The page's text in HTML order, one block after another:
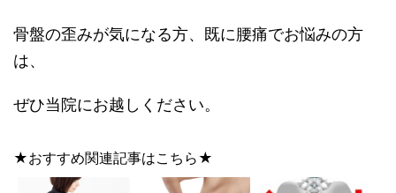
骨盤の歪みが気になる方、既に腰痛でお悩みの方
は、
ぜひ当院にお越しください。
★おすすめ関連記事はこちら★